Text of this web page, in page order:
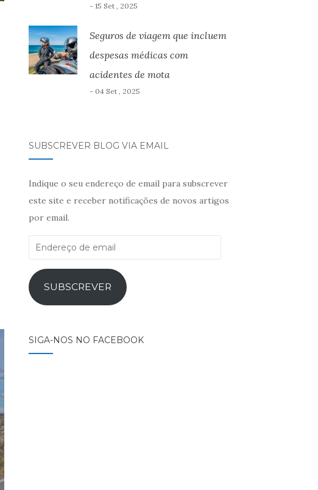
- 15 Set , 2025
Seguros de viagem que incluem
despesas médicas com
acidentes de mota
- 04 Set , 2025
SUBSCREVER BLOG VIA EMAIL
Indique o seu endereço de email para subscrever
este site e receber notificações de novos artigos
por email.
Endereço
email
SUBSCREVER
SIGA-NOS NO FACEBOOK